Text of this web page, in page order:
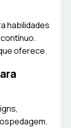
habilidades
oferece.